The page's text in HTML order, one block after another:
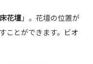
花壇」。花壇の位置が
ことができます。ビオ